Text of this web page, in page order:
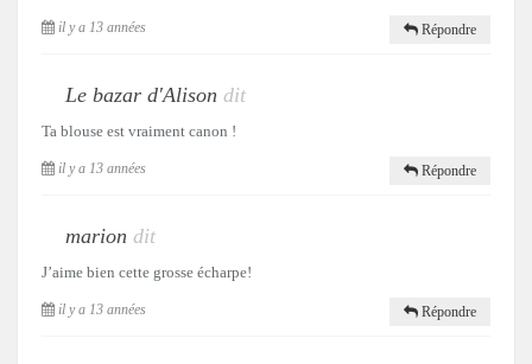
il y a 13 années Répondre
Le bazar d'Alison dit
Ta blouse est vraiment canon !
il y a 13 années Répondre
marion dit
J’aime bien cette grosse écharpe!
il y a 13 années Répondre